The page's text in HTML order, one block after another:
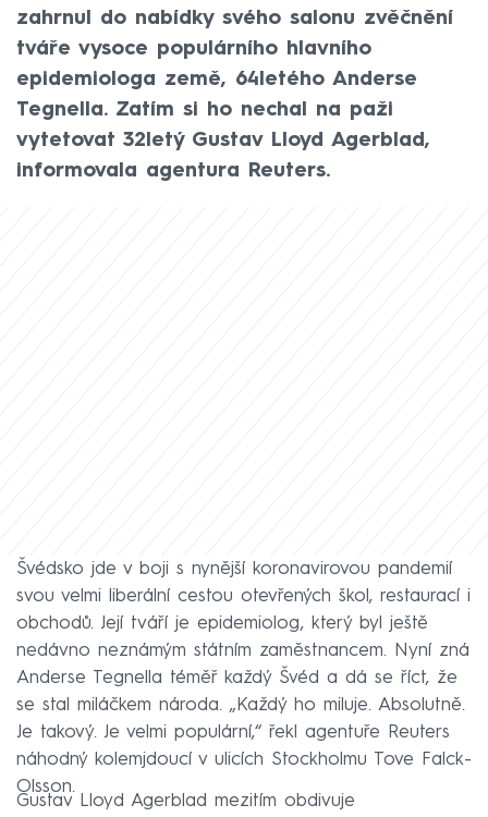
zahrnul do nabídky svého salonu zvěčnění
tváře vysoce populárního hlavního
epidemiologa země, 64letého Anderse
Tegnella. Zatím si ho nechal na paži
vytetovat 32letý Gustav Lloyd Agerblad,
informovala agentura Reuters.
Švédsko jde v boji s nynější koronavirovou pandemií
svou velmi liberální cestou otevřených škol, restaurací i
obchodů. Její tváří je epidemiolog, který byl ještě
nedávno neznámým státním zaměstnancem. Nyní zná
Anderse Tegnella téměř každý Švéd a dá se říct, že
se stal miláčkem národa. „Každý ho miluje. Absolutně.
Je takový. Je velmi populární,“ řekl agentuře Reuters
náhodný kolemjdoucí v ulicích Stockholmu Tove Falck-
Olsson.
Gustav Lloyd Agerblad mezitím obdivuje